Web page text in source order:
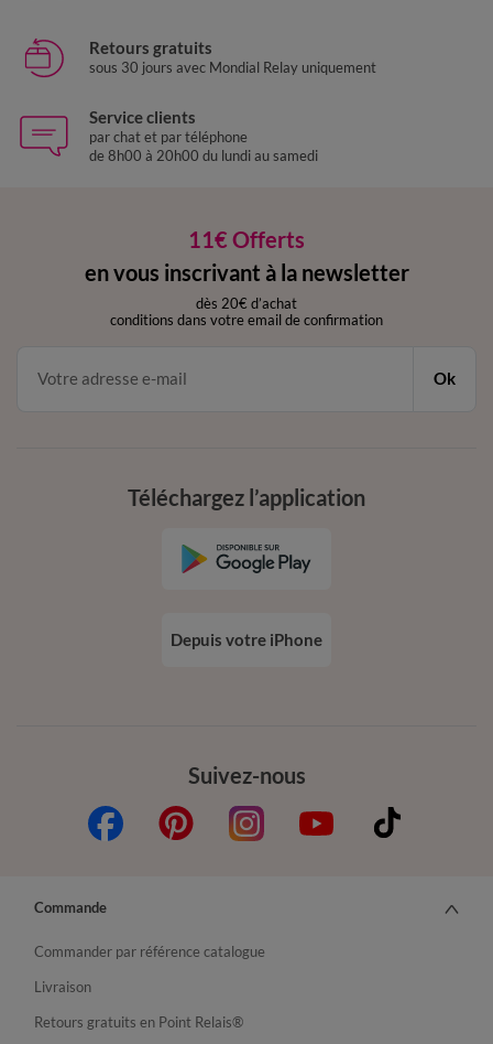
Retours gratuits
sous 30 jours avec Mondial Relay uniquement
Service clients
par chat et par téléphone
de 8h00 à 20h00 du lundi au samedi
11€ Offerts
en vous inscrivant à la newsletter
dès 20€ d’achat
conditions dans votre email de confirmation
Ok
Suivez-nous
Téléchargez l’application
Depuis votre iPhone
Commande
Commander par référence catalogue
Livraison
Retours gratuits en Point Relais®